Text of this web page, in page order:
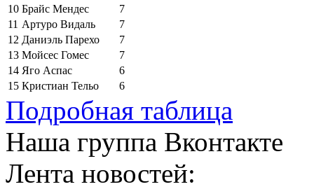
10 Брайс Мендес
7
11 Артуро Видаль
7
12 Даниэль Парехо
7
13 Мойсес Гомес
7
14 Яго Аспас
6
15 Кристиан Тельо 6
Подробная таблица
Наша группа Вконтакте
Лента новостей: